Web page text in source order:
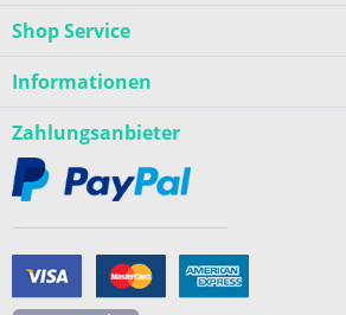
Shop Service
Informationen
Zahlungsanbieter